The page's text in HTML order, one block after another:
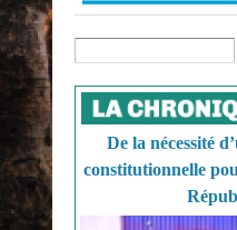
Search form
De la nécessité
constitutionnelle